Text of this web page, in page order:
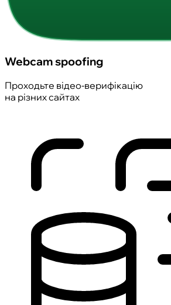
Webcam spoofing
Проходьте відео-верифікацію
на різних сайтах